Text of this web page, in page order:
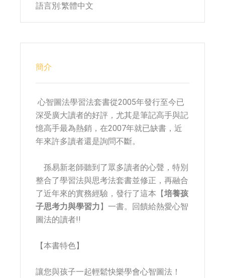
語言別:繁體中文
簡介
心智圖法學習法套書從2005年發行至今已
深受廣大讀者的好評，尤其是筆記高手與記
憶高手最為熱銷，在2007年就已缺書，近
年來許多讀者還是詢問不斷。
孫易新老師聽到了眾多讀者的心聲，特別
整合了學習法與思考法套書並修正，再融合
了近年來的實務經驗，發行了這本【培養孩
子思考力與學習力】一書。回饋給熱愛心智
圖法的讀者!!
【本書特色】
讓您與孩子一起輕鬆快樂學會心智圖法！